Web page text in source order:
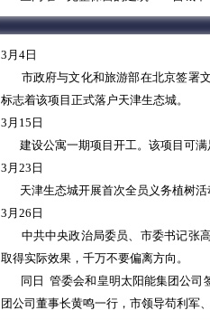
3月4日
市政府与文化和旅游部在北京签署文
标志着该项目正式落户天津生态城。
3月15日
建设公寓一期项目开工。该项目可
3月23日
天津生态城开展首次全员义务植树活
3月26日
中共中央政治局委员、市委书记张
取得实际效果，千万不要偏离方向。
同日 管委会和皇明太阳能集团公司
团公司董事长黄鸣一行，市领导苟利军